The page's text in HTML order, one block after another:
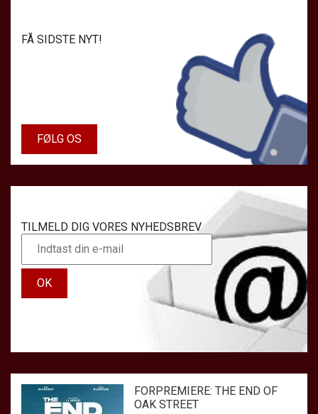
FÅ SIDSTE NYT!
FØLG OS
TILMELD DIG VORES NYHEDSBREV
OK
FORPREMIERE: THE END OF
OAK STREET